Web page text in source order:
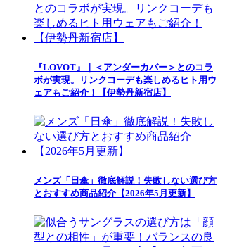
『LOVOT』｜＜アンダーカバー＞とのコラ
ボが実現。リンクコーデも楽しめるヒト用ウ
ェアもご紹介！【伊勢丹新宿店】
メンズ「日傘」徹底解説！失敗しない選び方
とおすすめ商品紹介【2026年5月更新】